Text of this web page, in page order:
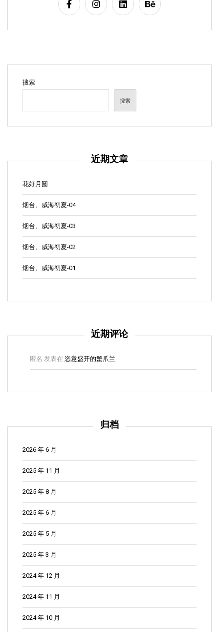
搜索
搜索
近期文章
花好月圆
烟台、威海初夏-04
烟台、威海初夏-03
烟台、威海初夏-02
烟台、威海初夏-01
近期评论
匿名 发表在 恣意盛开的蟹爪兰
归档
2026 年 6 月
2025 年 11 月
2025 年 8 月
2025 年 6 月
2025 年 5 月
2025 年 3 月
2024 年 12 月
2024 年 11 月
2024 年 10 月